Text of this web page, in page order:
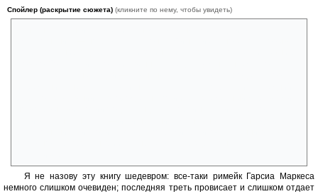
Спойлер (раскрытие сюжета) (кликните по нему, чтобы увидеть)
Я не назову эту книгу шедевром: все-таки римейк Гарсиа Маркеса
немного слишком очевиден; последняя треть провисает и слишком отдает